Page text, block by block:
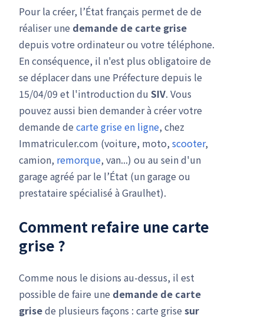
Pour la créer, l’État français permet de de
réaliser une demande de carte grise
depuis votre ordinateur ou votre téléphone.
En conséquence, il n'est plus obligatoire de
se déplacer dans une Préfecture depuis le
15/04/09 et l'introduction du SIV. Vous
pouvez aussi bien demander à créer votre
demande de carte grise en ligne, chez
Immatriculer.com (voiture, moto, scooter,
camion, remorque, van...) ou au sein d'un
garage agréé par le l’État (un garage ou
prestataire spécialisé à Graulhet).
Comment refaire une carte
grise ?
Comme nous le disions au-dessus, il est
possible de faire une demande de carte
grisede plusieurs façons : carte grise sur